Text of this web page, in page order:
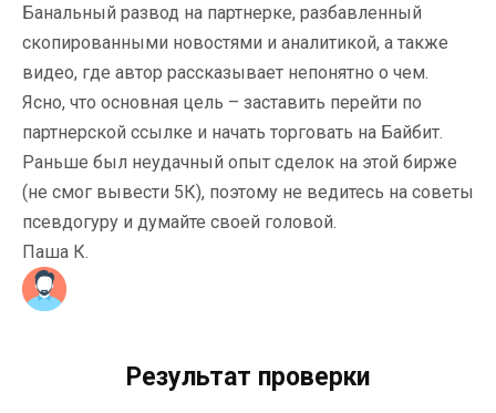
Банальный развод на партнерке, разбавленный
скопированными новостями и аналитикой, а также
видео, где автор рассказывает непонятно о чем.
Ясно, что основная цель – заставить перейти по
партнерской ссылке и начать торговать на Байбит.
Раньше был неудачный опыт сделок на этой бирже
(не смог вывести 5К), поэтому не ведитесь на советы
псевдогуру и думайте своей головой.
Паша К.
Результат проверки